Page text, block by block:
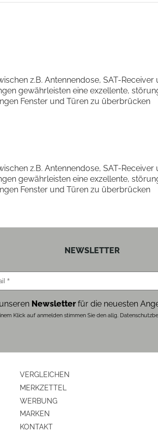
z.B. Antennendose, SAT-
gewährleisten eine exzellente,
Fenster und Türen zu überbrücken
z.B. Antennendose, SAT-
gewährleisten eine exzellente,
Fenster und Türen zu überbrücken
NEWSLETTER
Newsletterfür die neuesten
Klick auf anmelden stimmen Sie den allg.
VERGLEICHEN
MERKZETTEL
WERBUNG
MARKEN
KONTAKT